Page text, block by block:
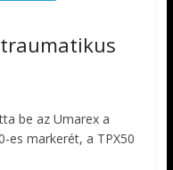
be az Umarex a
es markerét, a TPX50